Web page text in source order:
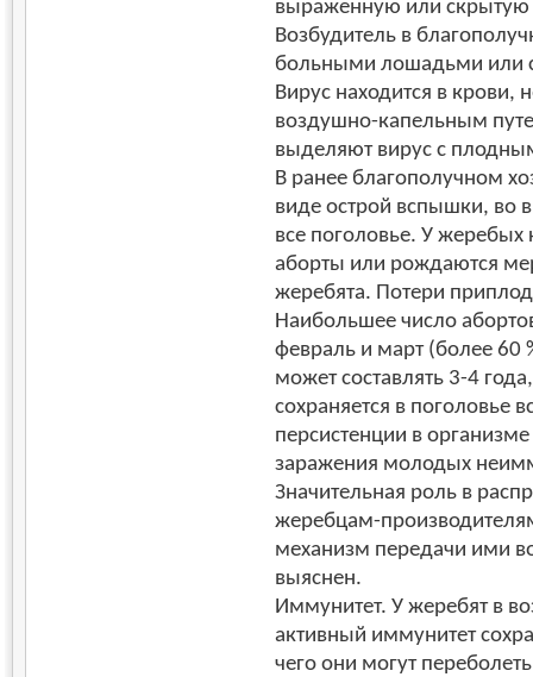
выраженную или
Возбудитель в
больными лошадьми или
Вирус находится в крови,
воздушно-капельным
выделяют вирус с
В ранее благополучном
виде острой вспышки, во
все поголовье. У
аборты или рождаются
жеребята. Потери
Наибольшее число
февраль и март (более 60
может составлять 3-4
сохраняется в поголовье
персистенции в
заражения молодых
Значительная роль в
жеребцам-
механизм передачи ими
выяснен.
Иммунитет. У жеребят в
активный иммунитет
чего они могут